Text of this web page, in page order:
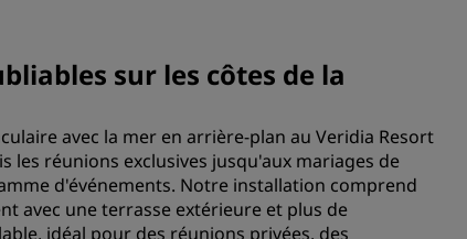
Application Radisson Hotels
sur les côtes de la
avec la mer en arrière-plan au Veridia Resort
les réunions exclusives jusqu'aux mariages de
d'événements. Notre installation comprend
avec une terrasse extérieure et plus de
idéal pour des réunions privées, des